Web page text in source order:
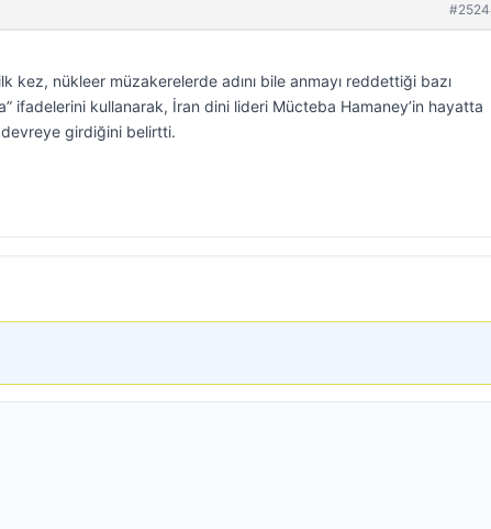
kez, nükleer müzakerelerde adını bile anmayı reddettiği bazı
ifadelerini kullanarak, İran dini lideri Mücteba Hamaney’in hayatta
girdiğini belirtti.